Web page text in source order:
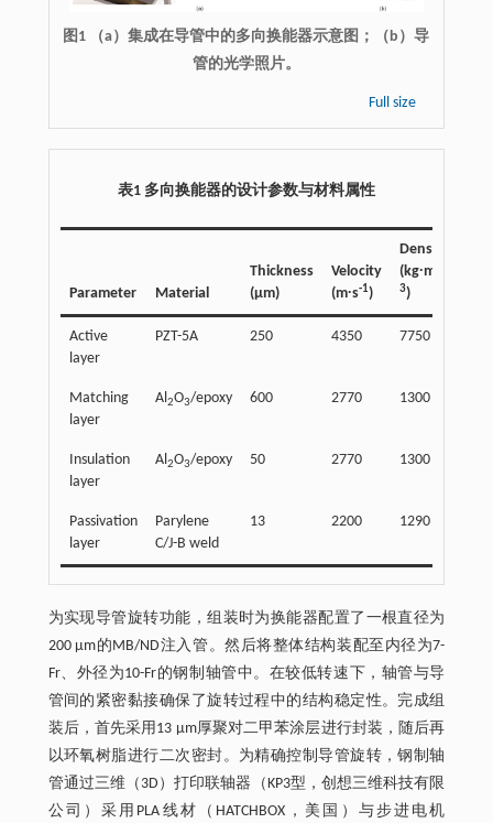
图1 （a）集成在导管中的多向换能器示意图；（b）导
管的光学照片。
Full size
表1 多向换能器的设计参数与材料属性
Parameter Material
Thickness
(μm)
Velocity
(m∙s-1)
Density
(kg∙m
3)
Active
layer
PZT-5A 250 4350 7750
Matching
layer
Al2O3/epoxy 600 2770 1300
Insulation
layer
Al2O3/epoxy 50 2770 1300
Passivation
layer
Parylene
C/J-B weld
13 2200 1290
为实现导管旋转功能，组装时为换能器配置了一根直径为
200 μm的MB/ND注入管。然后将整体结构装配至内径为7-
Fr、外径为10-Fr的钢制轴管中。在较低转速下，轴管与导
管间的紧密黏接确保了旋转过程中的结构稳定性。完成组
装后，首先采用13 μm厚聚对二甲苯涂层进行封装，随后再
以环氧树脂进行二次密封。为精确控制导管旋转，钢制轴
管通过三维（3D）打印联轴器（KP3型，创想三维科技有限
公司）采用PLA线材（HATCHBOX，美国）与步进电机